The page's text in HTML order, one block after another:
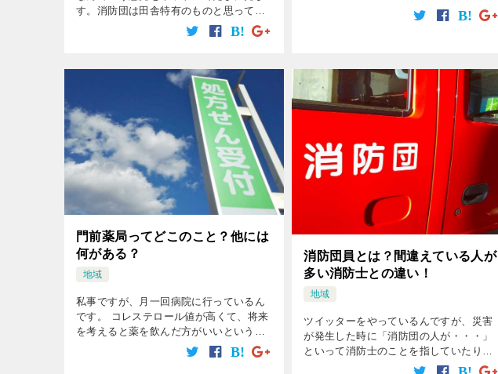
す。消防団は田舎特有のものと思ってい
る人がわりといるんです。 しかし都会に
もちゃんとあるんですよ。 都会にもある
[…]
れません。 消防団員は全国で80万人いて
比較的多いのですが、なじみが薄く知ら
門前薬局ってどこのこと？他には
何がある？
地域
私事ですが、月一回病院に行っているん
です。 コレステロール値が高くて、将来
を考えると薬を飲んだ方がいいというこ
とで毎月通っています。 先生が先日、
「門前薬局とドラッグストアの薬局
消防団員とは？間違えている人が
多い消防士との違い！
地域
ツイッターをやっているんですが、災害
が発生した時に「消防団の人が・・・」
といって消防士のことを指していたり、
その逆もよくみられたんです。 「もしか